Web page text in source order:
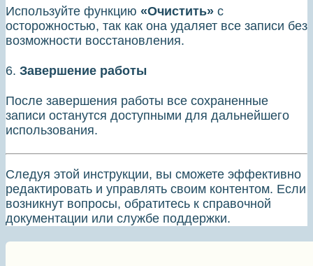
Используйте функцию «Очистить» с
осторожностью, так как она удаляет все записи без
возможности восстановления.
6. Завершение работы
После завершения работы все сохраненные
записи останутся доступными для дальнейшего
использования.
Следуя этой инструкции, вы сможете эффективно
редактировать и управлять своим контентом. Если
возникнут вопросы, обратитесь к справочной
документации или службе поддержки.